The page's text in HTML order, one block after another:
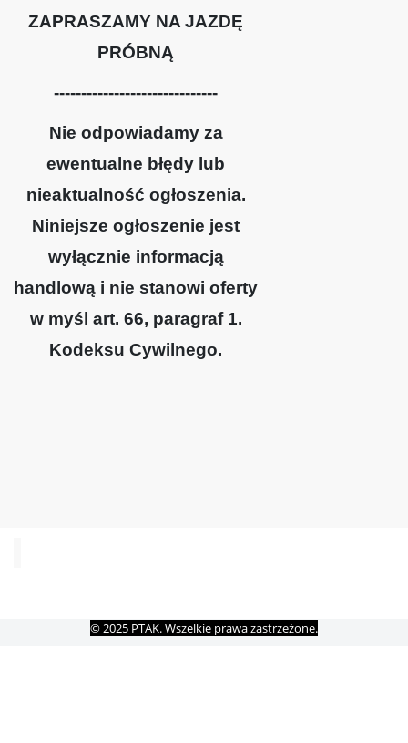
ZAPRASZAMY NA JAZDĘ
PRÓBNĄ
------------------------------
Nie odpowiadamy za
ewentualne błędy lub
nieaktualność ogłoszenia.
Niniejsze ogłoszenie jest
wyłącznie informacją
handlową i nie stanowi oferty
w myśl art. 66, paragraf 1.
Kodeksu Cywilnego.
© 2025 PTAK. Wszelkie prawa zastrzeżone.